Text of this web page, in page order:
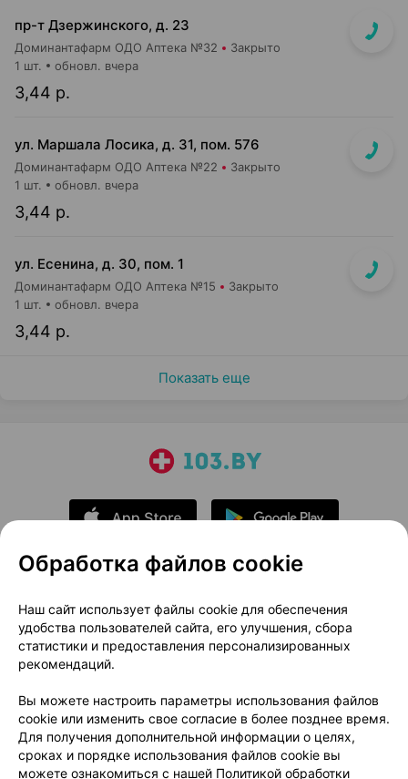
пр-т Дзержинского, д. 23
Доминантафарм ОДО Аптека №32 Закрыто
3,44 р.
1 шт. обновл. вчера
ул. Маршала Лосика, д. 31, пом. 576
Доминантафарм ОДО Аптека №22 Закрыто
3,44 р.
1 шт. обновл. вчера
ул. Есенина, д. 30, пом. 1
Доминантафарм ОДО Аптека №15 Закрыто
3,44 р.
1 шт. обновл. вчера
Показать еще
О проекте
Новости проекта
Размещение рекламы
Медицинский маркетинг
Публичный договор
Доставка
Способы оплаты
Вакансии
Партнеры
Написать руководителю 103.by
Написать в поддержку
Обработка файлов cookie
Наш сайт использует файлы cookie для обеспечения
удобства пользователей сайта, его улучшения, сбора
статистики и предоставления персонализированных
рекомендаций.
Вы можете настроить параметры использования файлов
cookie или изменить свое согласие в более позднее время.
Для получения дополнительной информации о целях,
сроках и порядке использования файлов cookie вы
можете ознакомиться с нашей Политикой обработки